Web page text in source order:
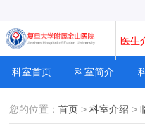
医生
科室首页 科室简介
您的位置：首页 >科室介绍 >